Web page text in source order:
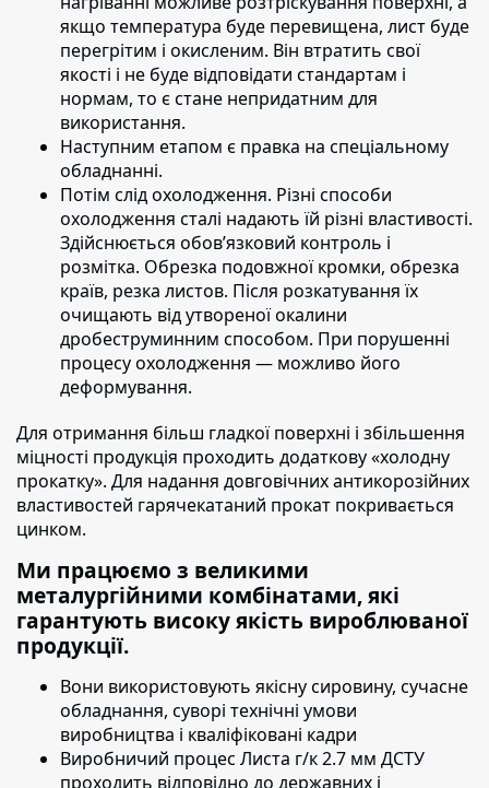
якщо температура буде перевищена, лист буде
перегрітим і окисленим. Він втратить свої
якості і не буде відповідати стандартам і
нормам, то є стане непридатним для
використання.
Наступним етапом є правка на спеціальному
обладнанні.
Потім слід охолодження. Різні способи
охолодження сталі надають їй різні властивості.
Здійснюється обов’язковий контроль і
розмітка. Обрезка подовжної кромки, обрезка
країв, резка листов. Після розкатування їх
очищають від утвореної окалини
дробеструминним способом. При порушенні
процесу охолодження — можливо його
деформування.
Для отримання більш гладкої поверхні і збільшення
міцності продукція проходить додаткову «холодну
прокатку». Для надання довговічних антикорозійних
властивостей гарячекатаний прокат покривається
цинком.
Ми працюємо з великими
металургійними комбінатами, які
гарантують високу якість вироблюваної
продукції.
Вони використовують якісну сировину, сучасне
обладнання, суворі технічні умови
виробництва і кваліфіковані кадри
Виробничий процес Листа г/к 2.7 мм ДСТУ
проходить відповідно до державних і